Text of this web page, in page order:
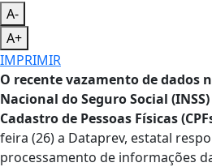
A-
A+
IMPRIMIR
O recente vazamento de dados
Nacional do Seguro Social
Cadastro de Pessoas Físicas
feira (26) a Dataprev, estatal
processamento de informações